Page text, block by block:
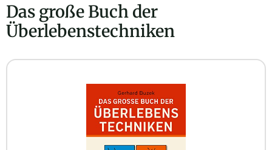
Das große Buch der
Überlebenstechniken